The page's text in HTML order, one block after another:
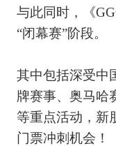
与此同时，《
“闭幕赛”阶段。
其中包括深受中
牌赛事、奥马哈
等重点活动，新
门票冲刺机会！